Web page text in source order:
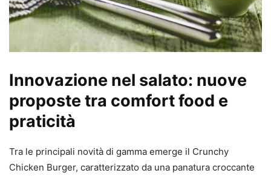
Innovazione nel salato: nuove
proposte tra comfort food e
praticità
Tra le principali novità di gamma emerge il Crunchy
Chicken Burger, caratterizzato da una panatura croccante